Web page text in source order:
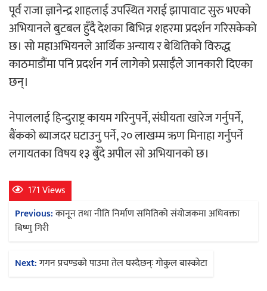
‘आइतबारको अफिस’ को परिचर्चा सम्पन्न
अर्जुन चन्द्रको ‘संवेदनाका प्रतिध्वनि’
मुक्तकसङ्ग्रह लोकार्पण
पूर्व राजा ज्ञानेन्द्र शाहलाई उपस्थित गराई झापावाट सुरु भएको
अभियानले बुटबल हुँदै देशका बिभिन्न शहरमा प्रदर्शन गरिसकेको
छ। सो महाअभियनले आर्थिक अन्याय र बेथितिको विरुद्ध
काठमाडौंमा पनि प्रदर्शन गर्न लागेको प्रसाईँले जानकारी दिएका
छन्।
नेपाललाई हिन्दुराष्ट्र कायम गरिनुपर्ने, संघीयता खारेज गर्नुपर्ने,
बैंकको ब्याजदर घटाउनु पर्ने, २० लाखम्म ऋण मिनाहा गर्नुपर्ने
लगायतका विषय १३ बुँदे अपील सो अभियानको छ।
171 Views
Post
navigation
Previous:कानून तथा नीति निर्माण समितिको संयोजकमा अधिवक्ता
बिष्णु गिरी
Next:गगन प्रचण्डको पाउमा तेल घस्दैछन्ः गोकुल बास्कोटा